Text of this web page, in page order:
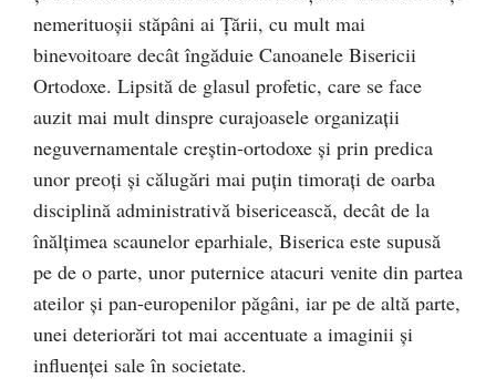
nemerituoşii stăpâni ai Ţării, cu mult mai
binevoitoare decât îngăduie Canoanele Bisericii
Ortodoxe. Lipsită de glasul profetic, care se face
auzit mai mult dinspre curajoasele organizaţii
neguvernamentale creştin-ortodoxe şi prin predica
unor preoţi şi călugări mai puţin timoraţi de oarba
disciplină administrativă bisericească, decât de la
înălţimea scaunelor eparhiale, Biserica este supusă
pe de o parte, unor puternice atacuri venite din partea
ateilor şi pan-europenilor păgâni, iar pe de altă parte,
unei deteriorări tot mai accentuate a imaginii şi
influenţei sale în societate.